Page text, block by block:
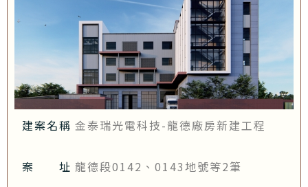
建案名稱 金泰瑞光電科技-龍德廠房新建工程
案 址 龍德段0142、0143地號等2筆